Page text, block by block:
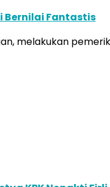
Bernilai Fantastis
melakukan